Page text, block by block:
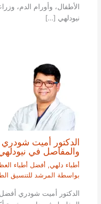
الأطفال، وأورام الدم،
نيودلهي […]
الدكتور أميت
والمفاصل في
أطباء دلهي, أفضل أطباء
بواسطة المرشد للتنسيق
الدكتور أميت شودري